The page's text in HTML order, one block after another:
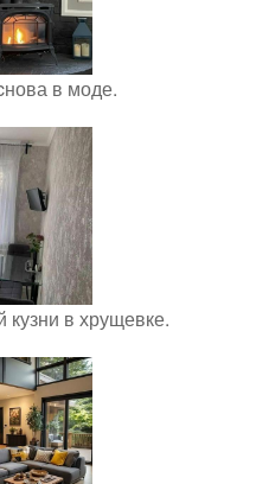
в моде.
в хрущевке.